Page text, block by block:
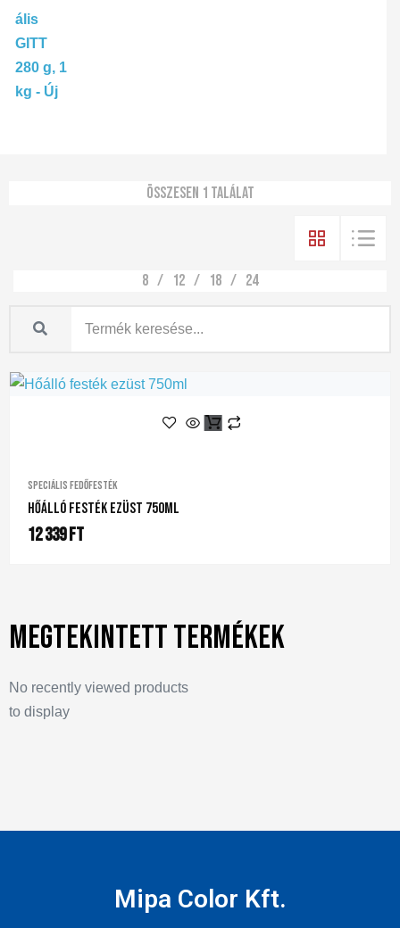
Összesen 1 találat
8 12 18 24
Speciális fedőfesték
Hőálló Festék Ezüst 750ml
12 339Ft
Megtekintett termékek
No recently viewed products
to display
Mipa Color Kft.